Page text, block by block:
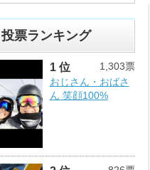
投票ランキング
1 位
1,303票
おじさん・おばさ
ん 笑顔100%